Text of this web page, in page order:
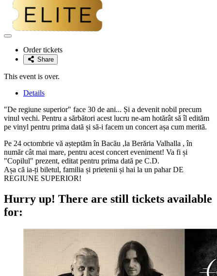
Adaugă
favoriteOrder tickets
Share
This event is over.
Details
"De regiune superior" face 30 de ani... Și a devenit nobil precum
vinul vechi. Pentru a sărbători acest lucru ne-am hotărât să îl edităm
pe vinyl pentru prima dată și să-i facem un concert așa cum merită.
Pe 24 octombrie vă așteptăm în Bacău ,la Berăria Valhalla , în
număr cât mai mare, pentru acest concert eveniment! Va fi și
"Copilul" prezent, editat pentru prima dată pe C.D.
Așa că ia-ți biletul, familia și prietenii și hai la un pahar DE
REGIUNE SUPERIOR!
Hurry up! There are still tickets available
for: